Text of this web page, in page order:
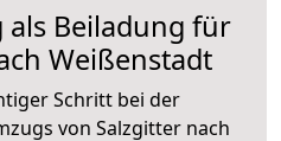
Beiladung für
Weißenstadt
Schritt bei der
von Salzgitter nach